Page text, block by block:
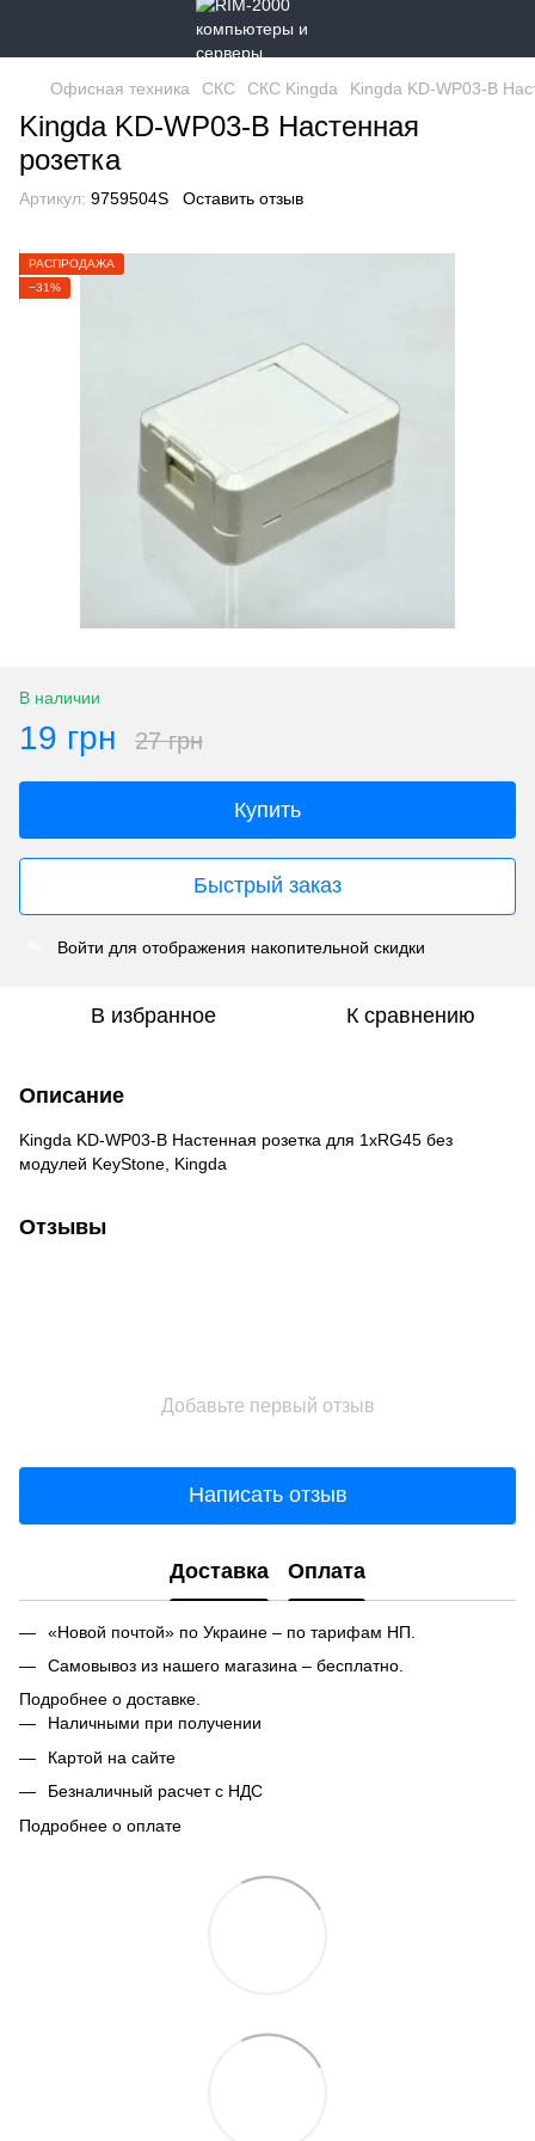
Офисная техника СКС СКС Kingda Kingda KD-WP03-B
Kingda KD-WP03-B Настенная
розетка
Артикул: 9759504S Оставить отзыв
РАСПРОДАЖА
−31%
В наличии
19 грн 27 грн
Купить
Быстрый заказ
Войти для отображения накопительной скидки
В избранное К сравнению
Описание
Kingda KD-WP03-B Настенная розетка для 1хRG45 без
модулей KeyStone, Kingda
Отзывы
Добавьте первый отзыв
Написать отзыв
Доставка Оплата
«Новой почтой» по Украине – по тарифам НП.
Самовывоз из нашего магазина – бесплатно.
Подробнее о доставке.
Наличными при получении
Картой на сайте
Безналичный расчет с НДС
Подробнее о оплате